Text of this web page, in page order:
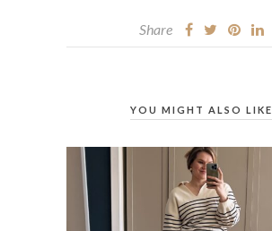
Share
YOU MIGHT ALSO LIKE